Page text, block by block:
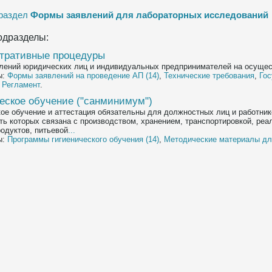
Формы заявлений для лабораторных исследований
процедуры
юридических лиц и индивидуальных предпринимателей на
Формы заявлений на проведение АП (14), Технические требования,
Регламент.
обучение ("санминимум")
обучение и аттестация обязательны для должностных лиц и
которых связана с производством, хранением, транспортировкой,
питьевой...
Программы гигиенического обучения (14), Методические материалы